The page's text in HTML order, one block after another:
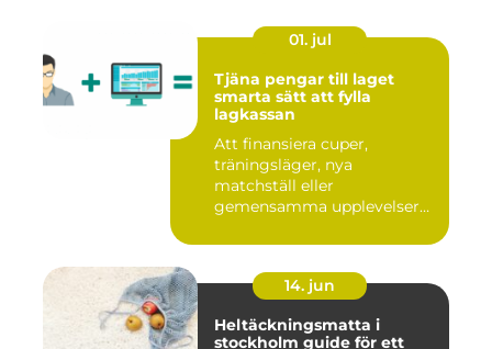
01. jul
Tjäna pengar till laget
smarta sätt att fylla
lagkassan
Att finansiera cuper,
träningsläger, nya
matchställ eller
gemensamma upplevelser
14. jun
Heltäckningsmatta i
stockholm guide för ett